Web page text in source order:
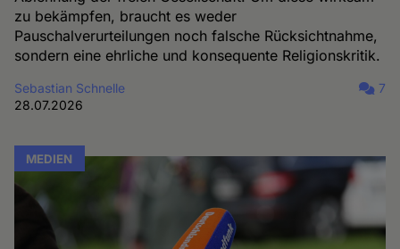
zu bekämpfen, braucht es weder
Pauschalverurteilungen noch falsche Rücksichtnahme,
sondern eine ehrliche und konsequente Religionskritik.
Sebastian Schnelle
28.07.2026
7
MEDIEN